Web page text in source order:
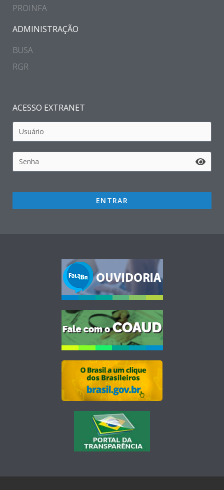
PROINFA
ADMINISTRAÇÃO
BUSA
RGR
ACESSO EXTRANET
ENTRAR